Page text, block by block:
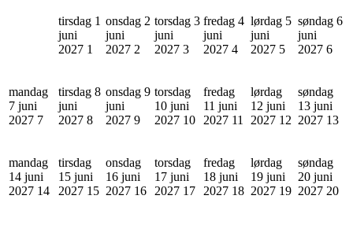
tirsdag 1
juni
2027 1
onsdag 2
juni
2027 2
torsdag 3
juni
2027 3
fredag 4
juni
2027 4
lørdag 5
juni
2027 5
søndag 6
juni
2027 6
mandag
7 juni
2027 7
tirsdag 8
juni
2027 8
onsdag 9
juni
2027 9
torsdag
10 juni
2027 10
fredag
11 juni
2027 11
lørdag
12 juni
2027 12
søndag
13 juni
2027 13
mandag
14 juni
2027 14
tirsdag
15 juni
2027 15
onsdag
16 juni
2027 16
torsdag
17 juni
2027 17
fredag
18 juni
2027 18
lørdag
19 juni
2027 19
søndag
20 juni
2027 20